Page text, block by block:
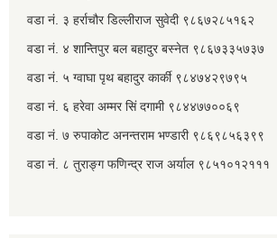
वडा नं. ३ हर्राचौर डिल्लीराज सुवेदी ९८६७२८५१६२
वडा नं. ४ शान्तिपुर बल बहादुर बस्नेत​ ९८६७३३५७३७
वडा नं. ५ ग्वाघा पृथ बहादुर कार्की ९८४७४२९७९५
वडा नं. ६ हरेवा अम्मर सिं दगामी​ ९८४४७७००६९
वडा नं. ७ ‌‍रुपाकोट अनन्तराम भण्डारी ९८६९८५६३९९
वडा नं. ८ तुराङ्ग फणिन्द्र राज अर्याल ९८५१०१२१११